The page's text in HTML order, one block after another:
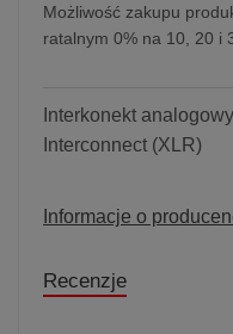
Możliwość zakupu
ratalnym 0% na 10, 20 i
Interkonekt
Interconnect (XLR)
Informacje o
Recenzje